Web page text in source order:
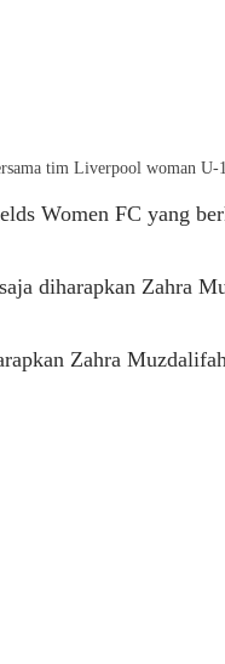
tim Liverpool woman U-
Women FC yang
diharapkan Zahra
Zahra